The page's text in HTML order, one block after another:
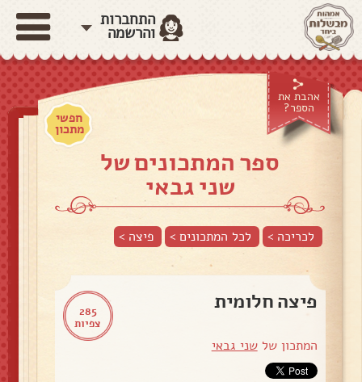
התחברות
והרשמה
אהבת את
הספר?
חפשי
מתכון
ספר המתכונים של
שני גבאי
לכריכה > לכל המתכונים > פיצה >
285
צפיות
פיצה חלומית
המתכון שלשני גבאי